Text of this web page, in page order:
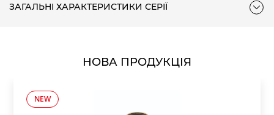
ЗАГАЛЬНІ ХАРАКТЕРИСТИКИ СЕРІЇ
НОВА ПРОДУКЦІЯ
NEW